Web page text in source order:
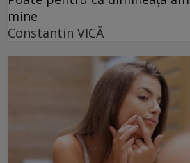
mine
Constantin VICĂ